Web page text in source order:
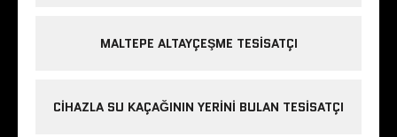
MALTEPE ALTAYÇEŞME TESISATÇI
CIHAZLA SU KAÇAĞININ YERINI BULAN TESISATÇI